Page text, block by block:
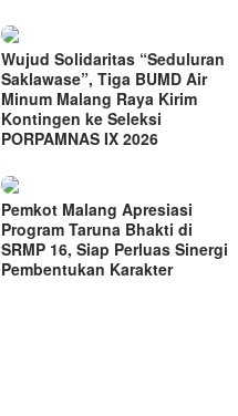
Wujud Solidaritas “Seduluran
Saklawase”, Tiga BUMD Air
Minum Malang Raya Kirim
Kontingen ke Seleksi
PORPAMNAS IX 2026
Pemkot Malang Apresiasi
Program Taruna Bhakti di
SRMP 16, Siap Perluas Sinergi
Pembentukan Karakter